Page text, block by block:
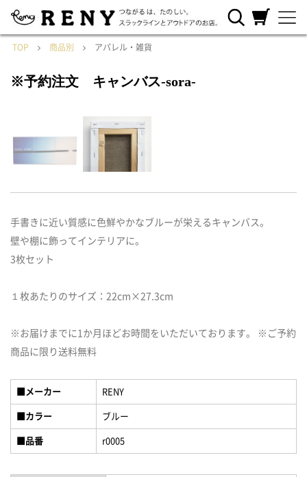
カートを見
る
ご利用ガイ
ド
て
TOP 商品別 アパレル・雑貨
※予約注文 キャンバス-sora-
手書きに近い質感に色鮮やかなブルーが栄えるキャンバス。
壁や棚に飾ってインテリアに。
3枚セット
１枚あたりのサイズ：22cm×27.3cm
※お届けまでに1か月ほどお時間をいただいております。 ※ご予約
商品に限り送料無料
■メーカー RENY
■カラー ブルー
■品番 r0005